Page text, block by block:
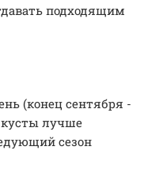
подходящим
(конец сентября -
кусты лучше
сезон